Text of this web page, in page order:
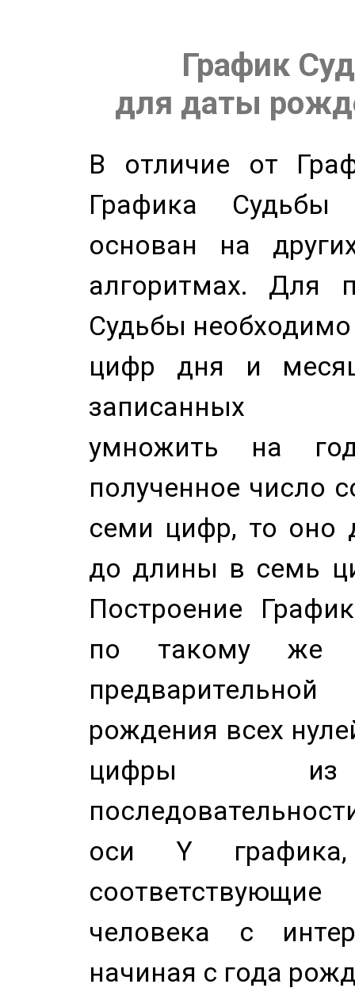
График
для даты
В отличие от
Графика
основан на
алгоритмах. Для
Судьбы
цифр дня и
записанных
умножить на
полученное число
семи цифр, то оно
до длины в семь
Построение
по такому же
рождения всех
цифры из
оси Y
человека с
начиная с года